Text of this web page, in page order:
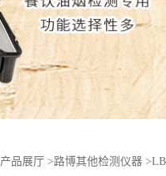
产品展厅 >路博其他检测仪器 >